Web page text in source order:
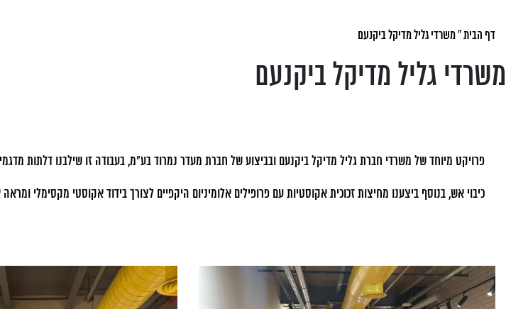
דף הבית»משרדי גליל מדיקל ביקנעם
משרדי גליל מדיקל ביקנעם
כיבוי אש, בנוסף ביצענו מחיצות זכוכית אקוסטיות עם פרופילים אלומיניום היקפיים לצורך בידוד אקוסטי מקסימלי